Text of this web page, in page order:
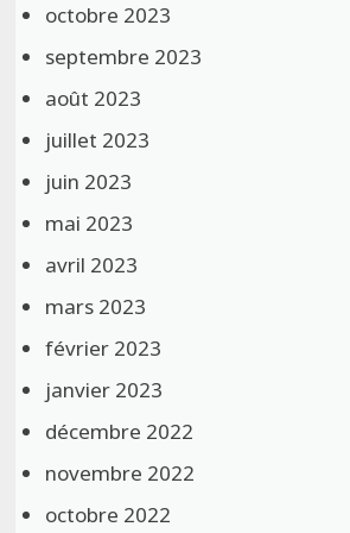
octobre 2023
septembre 2023
août 2023
juillet 2023
juin 2023
mai 2023
avril 2023
mars 2023
février 2023
janvier 2023
décembre 2022
novembre 2022
octobre 2022